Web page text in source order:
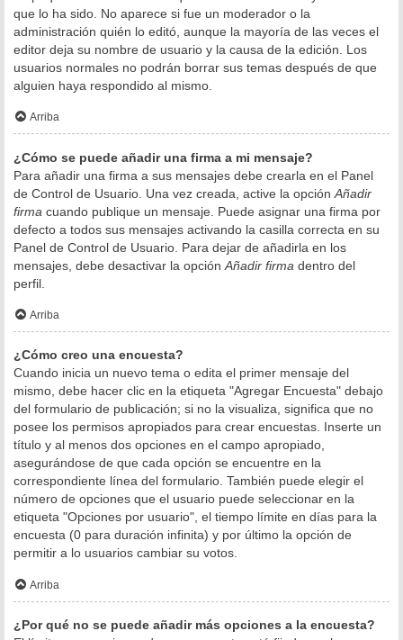
que lo ha sido. No aparece si fue un moderador o la
administración quién lo editó, aunque la mayoría de las veces el
editor deja su nombre de usuario y la causa de la edición. Los
usuarios normales no podrán borrar sus temas después de que
alguien haya respondido al mismo.
Arriba
¿Cómo se puede añadir una firma a mi mensaje?
Para añadir una firma a sus mensajes debe crearla en el Panel
de Control de Usuario. Una vez creada, active la opción Añadir
firma cuando publique un mensaje. Puede asignar una firma por
defecto a todos sus mensajes activando la casilla correcta en su
Panel de Control de Usuario. Para dejar de añadirla en los
mensajes, debe desactivar la opción Añadir firma dentro del
perfil.
Arriba
¿Cómo creo una encuesta?
Cuando inicia un nuevo tema o edita el primer mensaje del
mismo, debe hacer clic en la etiqueta "Agregar Encuesta" debajo
del formulario de publicación; si no la visualiza, significa que no
posee los permisos apropiados para crear encuestas. Inserte un
título y al menos dos opciones en el campo apropiado,
asegurándose de que cada opción se encuentre en la
correspondiente línea del formulario. También puede elegir el
número de opciones que el usuario puede seleccionar en la
etiqueta "Opciones por usuario", el tiempo límite en días para la
encuesta (0 para duración infinita) y por último la opción de
permitir a lo usuarios cambiar su votos.
Arriba
¿Por qué no se puede añadir más opciones a la encuesta?